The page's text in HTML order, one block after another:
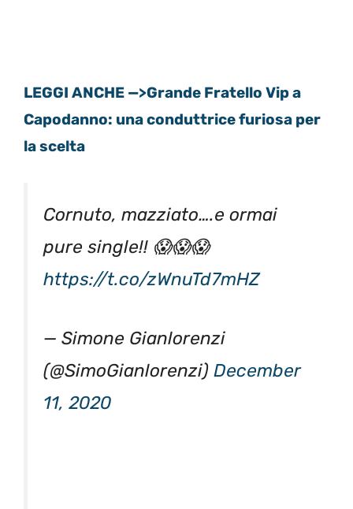
LEGGI ANCHE —>Grande Fratello Vip a
Capodanno: una conduttrice furiosa per
la scelta
Cornuto, mazziato….e ormai
pure single!! 😱😱😱
https://t.co/zWnuTd7mHZ
— Simone Gianlorenzi
(@SimoGianlorenzi) December
11, 2020